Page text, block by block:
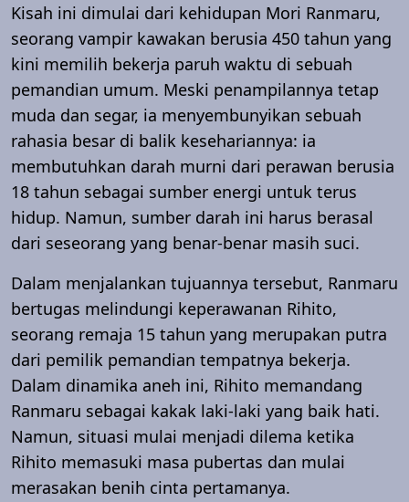
Kisah ini dimulai dari kehidupan Mori Ranmaru,
seorang vampir kawakan berusia 450 tahun yang
kini memilih bekerja paruh waktu di sebuah
pemandian umum. Meski penampilannya tetap
muda dan segar, ia menyembunyikan sebuah
rahasia besar di balik kesehariannya: ia
membutuhkan darah murni dari perawan berusia
18 tahun sebagai sumber energi untuk terus
hidup. Namun, sumber darah ini harus berasal
dari seseorang yang benar-benar masih suci.
Dalam menjalankan tujuannya tersebut, Ranmaru
bertugas melindungi keperawanan Rihito,
seorang remaja 15 tahun yang merupakan putra
dari pemilik pemandian tempatnya bekerja.
Dalam dinamika aneh ini, Rihito memandang
Ranmaru sebagai kakak laki-laki yang baik hati.
Namun, situasi mulai menjadi dilema ketika
Rihito memasuki masa pubertas dan mulai
merasakan benih cinta pertamanya.